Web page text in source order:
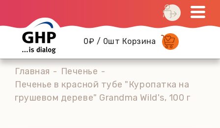
0₽ / 0шт Корзина
Главная
Печенье
Печенье в красной тубе "Куропатка на
грушевом дереве" Grandma Wild's, 100 г